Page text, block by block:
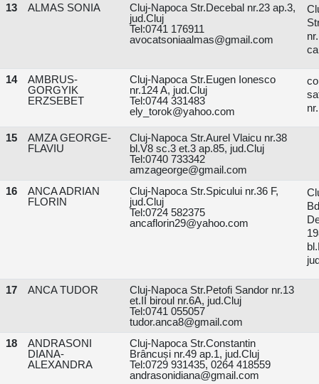
13
ALMAS SONIA
Cluj-Napoca Str.Decebal nr.23 ap.3,
jud.Cluj
Tel:0741 176911
avocatsoniaalmas@gmail.com
14
AMBRUS-
GORGYIK
ERZSEBET
Cluj-Napoca Str.Eugen Ionesco
nr.124 A, jud.Cluj
Tel:0744 331483
ely_torok@yahoo.com
15
AMZA GEORGE-
FLAVIU
Cluj-Napoca Str.Aurel Vlaicu nr.38
bl.V8 sc.3 et.3 ap.85, jud.Cluj
Tel:0740 733342
amzageorge@gmail.com
16
ANCA ADRIAN
FLORIN
Cluj-Napoca Str.Spicului nr.36 F,
jud.Cluj
Tel:0724 582375
ancaflorin29@yahoo.com
17 ANCA TUDOR
Cluj-Napoca Str.Petofi Sandor nr.13
et.II biroul nr.6A, jud.Cluj
Tel:0741 055057
tudor.anca8@gmail.com
18
ANDRASONI
DIANA-
ALEXANDRA
Cluj-Napoca Str.Constantin
Brâncuși nr.49 ap.1, jud.Cluj
Tel:0729 931435, 0264 418559
andrasonidiana@gmail.com